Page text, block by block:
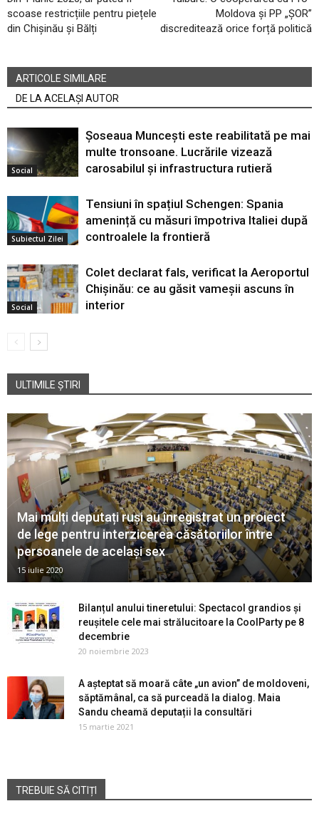
scoase restricțiile pentru piețele
din Chișinău și Bălți
Moldova și PP „ȘOR”
discreditează orice forță politică
ARTICOLE SIMILARE
DE LA ACELAȘI AUTOR
Social
Șoseaua Muncești este reabilitată pe mai
multe tronsoane. Lucrările vizează
carosabilul și infrastructura rutieră
Subiectul Zilei
Tensiuni în spațiul Schengen: Spania
amenință cu măsuri împotriva Italiei după
controalele la frontieră
Social
Colet declarat fals, verificat la Aeroportul
Chișinău: ce au găsit vameșii ascuns în
interior
ULTIMILE ȘTIRI
Mai mulți deputați ruși au înregistrat un proiect
de lege pentru interzicerea căsătoriilor între
persoanele de același sex
15 iulie 2020
Bilanțul anului tineretului: Spectacol grandios și
reușitele cele mai strălucitoare la CoolParty pe 8
decembrie
20 noiembrie 2023
A așteptat să moară câte „un avion” de moldoveni,
săptămânal, ca să purceadă la dialog. Maia
Sandu cheamă deputații la consultări
15 martie 2021
TREBUIE SĂ CITIȚI